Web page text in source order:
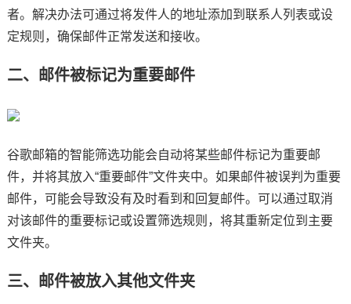
者。解决办法可通过将发件人的地址添加到联系人列表或设
定规则，确保邮件正常发送和接收。
二、邮件被标记为重要邮件
谷歌邮箱的智能筛选功能会自动将某些邮件标记为重要邮
件，并将其放入“重要邮件”文件夹中。如果邮件被误判为重要
邮件，可能会导致没有及时看到和回复邮件。可以通过取消
对该邮件的重要标记或设置筛选规则，将其重新定位到主要
文件夹。
三、邮件被放入其他文件夹